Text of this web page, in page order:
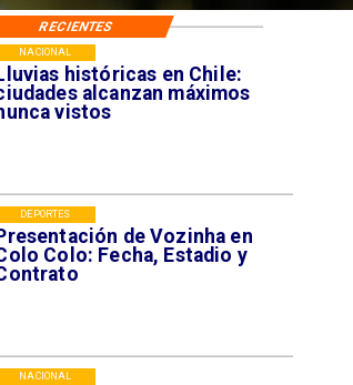
históricas en Chile:
alcanzan máximos
vistos
NACIONAL
de Vozinha en
Colo: Fecha, Estadio y
DEPORTES
NACIONAL
RECIENTES